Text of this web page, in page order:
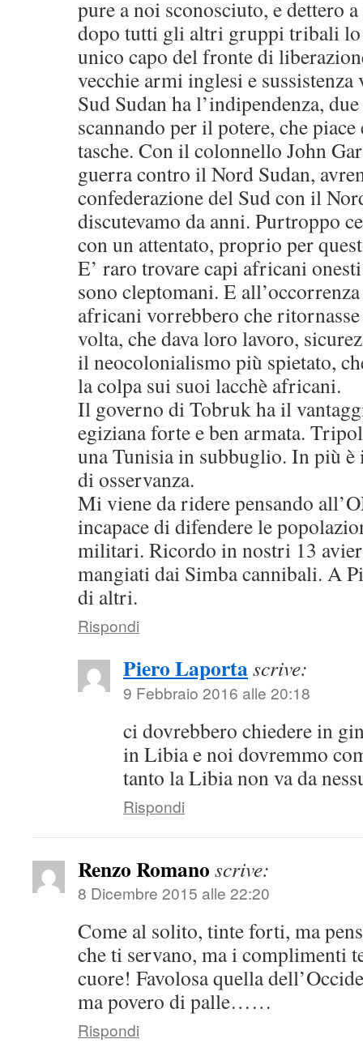
pure a noi sconosciuto, e dettero
dopo tutti gli altri gruppi tribali lo
unico capo del fronte di
vecchie armi inglesi e
Sud Sudan ha l’indipendenza,
scannando per il potere, che
tasche. Con il colonnello John
guerra contro il Nord Sudan,
confederazione del Sud con il
discutevamo da anni. Purtroppo
con un attentato, proprio per
E’ raro trovare capi africani
sono cleptomani. E
africani vorrebbero che
volta, che dava loro lavoro,
il neocolonialismo più spietato,
la colpa sui suoi lacchè africani.
Il governo di Tobruk ha il
egiziana forte e ben armata.
una Tunisia in subbuglio. In più
di osservanza.
Mi viene da ridere pensando
incapace di difendere le
militari. Ricordo in nostri 13
mangiati dai Simba cannibali. A
di altri.
Rispondi
Piero Laportascrive:
9 Febbraio 2016 alle 20:18
ci dovrebbero chiedere in
in Libia e noi dovremmo
tanto la Libia non va da
Rispondi
Renzo Romano scrive:
8 Dicembre 2015 alle 22:20
Come al solito, tinte forti, ma
che ti servano, ma i complimenti
cuore! Favolosa quella
ma povero di palle……
Rispondi